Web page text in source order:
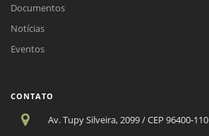
Documentos
Notícias
Eventos
CONTATO
Av. Tupy Silveira, 2099 / CEP 96400-110